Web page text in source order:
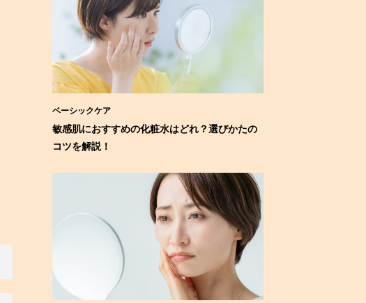
ベーシックケア
敏感肌におすすめの化粧水はどれ？選びかたの
コツを解説！